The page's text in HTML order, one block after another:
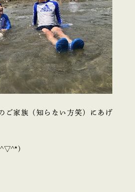
ご家族（知らない方笑）にあげ